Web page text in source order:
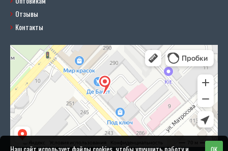
Отзывы
Контакты
Наш сайт использует файлы cookies, чтобы улучшить работу и